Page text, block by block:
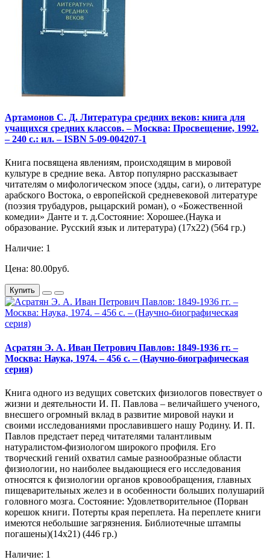
Артамонов С. Д. Литература средних веков: книга для
учащихся средних классов. – Москва: Просвещение, 1992.
– 240 с.: ил. – ISBN 5-09-004207-1
Книга посвящена явлениям, происходящим в мировой
культуре в средние века. Автор популярно рассказывает
читателям о мифологическом эпосе (эдды, саги), о литературе
арабского Востока, о европейской средневековой литературе
(поэзия трубадуров, рыцарский роман), о «Божественной
комедии» Данте и т. д.Состояние: Хорошее.(Наука и
образование. Русский язык и литература) (17х22) (564 гр.)
Наличие: 1
Цена: 80.00руб.
Купить
Асратян Э. А. Иван Петрович Павлов: 1849-1936 гг. –
Москва: Наука, 1974. – 456 с. – (Научно-биографическая
серия)
Книга одного из ведущих советских физиологов повествует о
жизни и деятельности И. П. Павлова – величайшего ученого,
внесшего огромный вклад в развитие мировой науки и
своими исследованиями прославившего нашу Родину. И. П.
Павлов предстает перед читателями талантливым
натуралистом-физиологом широкого профиля. Его
творческий гений охватил самые разнообразные области
физиологии, но наиболее выдающиеся его исследования
относятся к физиологии органов кровообращения, главных
пищеварительных желез и в особенности больших полушарий
головного мозга. Состояние: Удовлетворительное (Порван
корешок книги. Потерты края переплета. На переплете книги
имеются небольшие загрязнения. Библиотечные штампы
погашены)(14х21) (446 гр.)
Наличие: 1